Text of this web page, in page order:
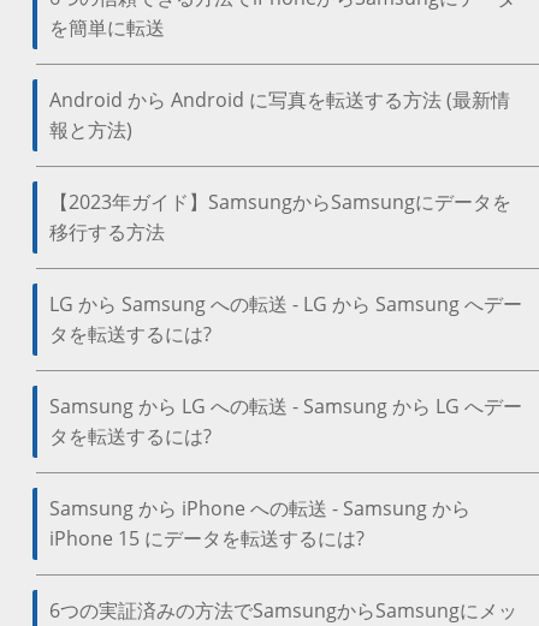
を簡単に転送
Android から Android に写真を転送する方法 (最新情
報と方法)
【2023年ガイド】SamsungからSamsungにデータを
移行する方法
LG から Samsung への転送 - LG から Samsung へデー
タを転送するには?
Samsung から LG への転送 - Samsung から LG へデー
タを転送するには?
Samsung から iPhone への転送 - Samsung から
iPhone 15 にデータを転送するには?
6つの実証済みの方法でSamsungからSamsungにメッ